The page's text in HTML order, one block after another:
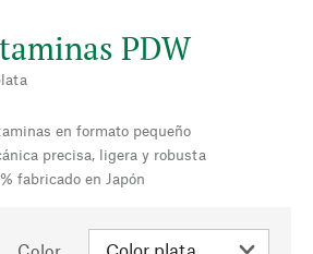
PDW
en formato pequeño
precisa, ligera y robusta
fabricado en Japón